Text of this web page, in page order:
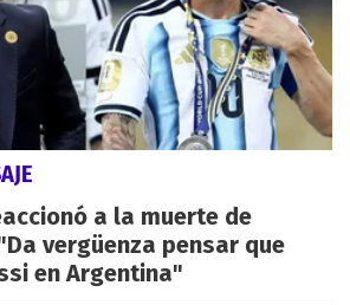
a la muerte de
vergüenza pensar que
en Argentina"